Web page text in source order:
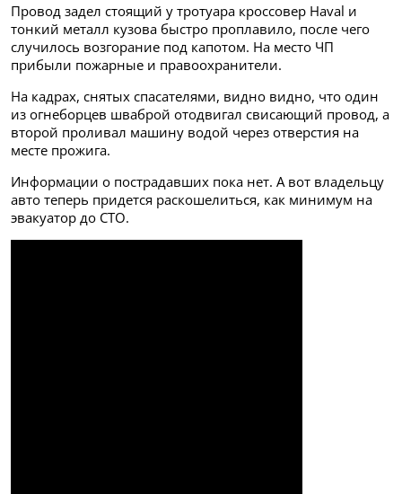
Провод задел стоящий у тротуара кроссовер Haval и
тонкий металл кузова быстро проплавило, после чего
случилось возгорание под капотом. На место ЧП
прибыли пожарные и правоохранители.
На кадрах, снятых спасателями, видно видно, что один
из огнеборцев шваброй отодвигал свисающий провод, а
второй проливал машину водой через отверстия на
месте прожига.
Информации о пострадавших пока нет. А вот владельцу
авто теперь придется раскошелиться, как минимум на
эвакуатор до СТО.